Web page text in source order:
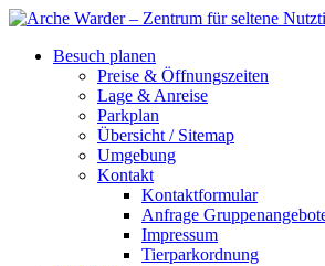
Besuch planen
Preise & Öffnungszeiten
Lage & Anreise
Parkplan
Übersicht / Sitemap
Umgebung
Kontakt
Kontaktformular
Anfrage
Impressum
Tierparkordnung